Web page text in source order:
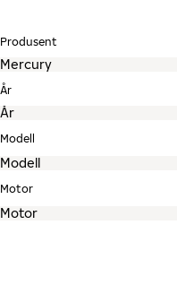
Produsent
År
Modell
Motor